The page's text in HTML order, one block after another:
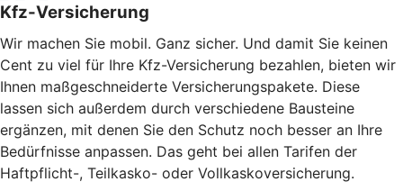
Kfz-Versicherung
Wir machen Sie mobil. Ganz sicher. Und damit Sie keinen
Cent zu viel für Ihre Kfz-Versicherung bezahlen, bieten wir
Ihnen maßgeschneiderte Versicherungspakete. Diese
lassen sich außerdem durch verschiedene Bausteine
ergänzen, mit denen Sie den Schutz noch besser an Ihre
Bedürfnisse anpassen. Das geht bei allen Tarifen der
Haftpflicht-, Teilkasko- oder Vollkaskoversicherung.